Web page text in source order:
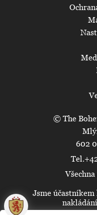
© The
602
Jsme
🍪